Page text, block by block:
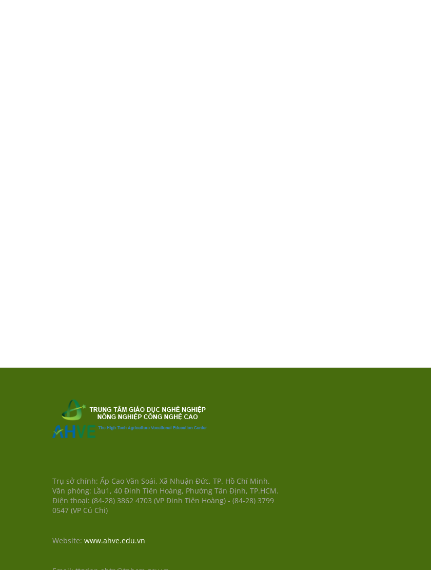
Trụ sở chính: Ấp Cao Văn Soái, Xã Nhuận Đức, TP. Hồ Chí Minh.
Văn phòng: Lầu1, 40 Đinh Tiên Hoàng, Phường Tân Định, TP.HCM.
Điện thoại: (84-28) 3862 4703 (VP Đinh Tiên Hoàng) - (84-28) 3799
0547 (VP Củ Chi)
Website: www.ahve.edu.vn